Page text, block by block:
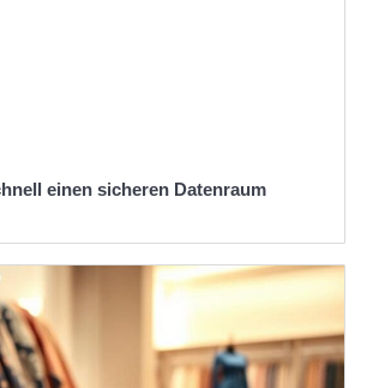
einen sicheren Datenraum